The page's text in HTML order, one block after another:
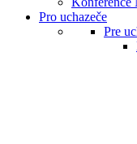
Pro uchazeče
Pre